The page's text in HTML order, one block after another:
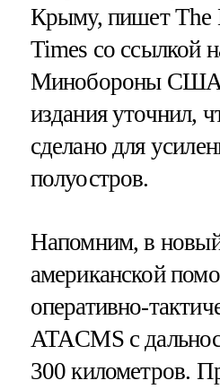
Крыму, пишет The
Times со ссылкой
Минобороны
издания уточнил,
сделано для
полуостров.
Напомним, в
американской
оперативно-
ATACMS с
300 километров.